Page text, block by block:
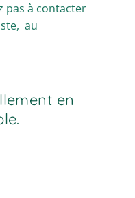
pas à contacter
au
en